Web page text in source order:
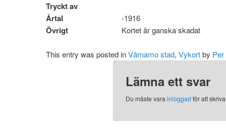
Tryckt av
Årtal
-1916
Övrigt Kortet är ganska skadat
This entry was posted inVärnamo stad, Vykortby
Lämna ett svar
Du måste varainloggad för att